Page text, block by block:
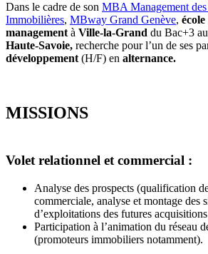
Dans le cadre de son MBA Management
Immobilières, MBway Grand Genève,
managementà Ville-la-Grand du Bac+3
Haute-Savoie, recherche pour l’un de ses
développement(H/F) en alternance.
MISSIONS
Volet relationnel et commercial :
Analyse des prospects (qualification
commerciale, analyse et montage des
d’exploitations des futures
Participation à l’animation du réseau
(promoteurs immobiliers notamment).